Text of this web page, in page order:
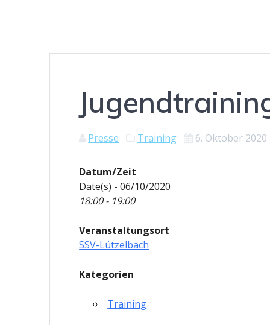
Presse Training 6. Oktober 2020
Datum/Zeit
Date(s) - 06/10/2020
18:00 - 19:00
Veranstaltungsort
SSV-Lützelbach
Kategorien
Training